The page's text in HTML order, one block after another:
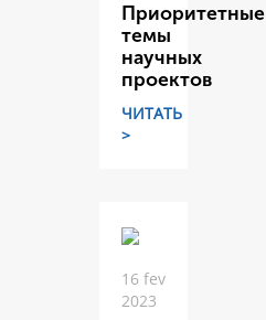
Приоритетные
темы
научных
проектов
ЧИТАТЬ
>
16 fev
2023